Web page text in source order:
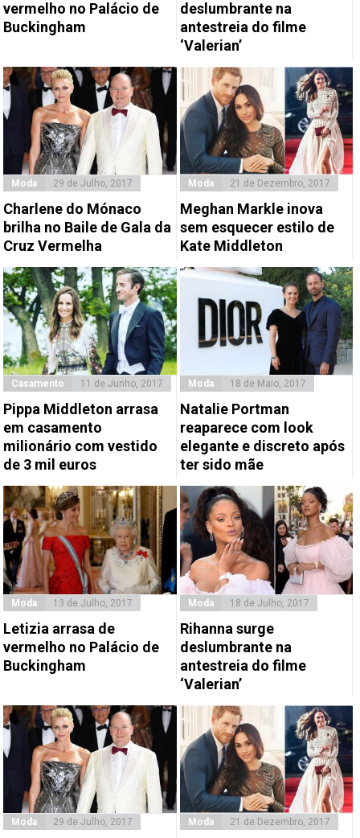
vermelho no Palácio de
Buckingham
deslumbrante na
antestreia do filme
‘Valerian’
Moda 29 de Julho, 2017
Charlene do Mónaco
brilha no Baile de Gala da
Cruz Vermelha
Moda 21 de Dezembro, 2017
Meghan Markle inova
sem esquecer estilo de
Kate Middleton
Casamento 11 de Junho, 2017
Pippa Middleton arrasa
em casamento
milionário com vestido
de 3 mil euros
Moda 18 de Maio, 2017
Natalie Portman
reaparece com look
elegante e discreto após
ter sido mãe
Moda 13 de Julho, 2017
Letizia arrasa de
vermelho no Palácio de
Buckingham
Moda 18 de Julho, 2017
Rihanna surge
deslumbrante na
antestreia do filme
‘Valerian’
Moda 29 de Julho, 2017 Moda 21 de Dezembro, 2017